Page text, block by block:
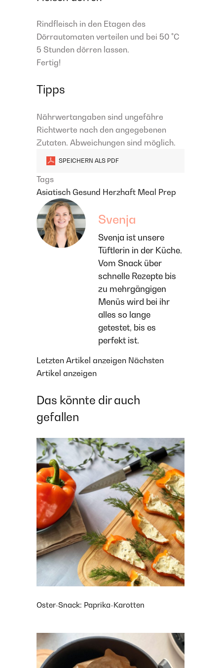
Rindfleisch in den Etagen des
Dörrautomaten verteilen und bei 50 °C
5 Stunden dörren lassen.
Fertig!
Tipps
Nährwertangaben sind ungefähre
Richtwerte nach den angegebenen
Zutaten. Abweichungen sind möglich.
SPEICHERN ALS PDF
Tags
Asiatisch Gesund Herzhaft Meal Prep
Svenja
Svenja ist unsere
Tüftlerin in der Küche.
Vom Snack über
schnelle Rezepte bis
zu mehrgängigen
Menüs wird bei ihr
alles so lange
getestet, bis es
perfekt ist.
Letzten Artikel anzeigen Nächsten
Artikel anzeigen
Das könnte dir auch
gefallen
Oster-Snack: Paprika-Karotten